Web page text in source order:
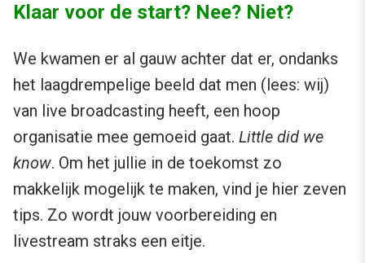
Klaar voor de start? Nee? Niet?
We kwamen er al gauw achter dat er, ondanks
het laagdrempelige beeld dat men (lees: wij)
van live broadcasting heeft, een hoop
organisatie mee gemoeid gaat. Little did we
know. Om het jullie in de toekomst zo
makkelijk mogelijk te maken, vind je hier zeven
tips. Zo wordt jouw voorbereiding en
livestream straks een eitje.